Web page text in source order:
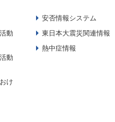
動
動
け
安否情報システム
東日本大震災関連情報
熱中症情報